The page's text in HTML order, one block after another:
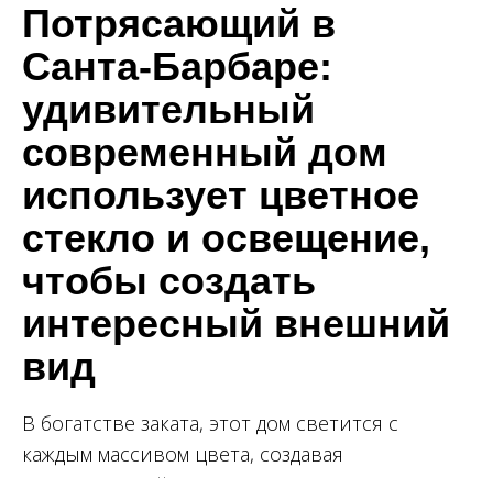
Потрясающий в
Санта-Барбаре:
удивительный
современный дом
использует цветное
стекло и освещение,
чтобы создать
интересный внешний
вид
В богатстве заката, этот дом светится с
каждым массивом цвета, создавая